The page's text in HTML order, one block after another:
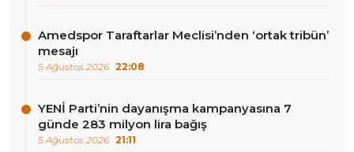
Amedspor Taraftarlar Meclisi’nden ‘ortak tribün’
mesajı
5 Ağustos 2026 22:08
YENİ Parti’nin dayanışma kampanyasına 7
günde 283 milyon lira bağış
5 Ağustos 2026 21:11